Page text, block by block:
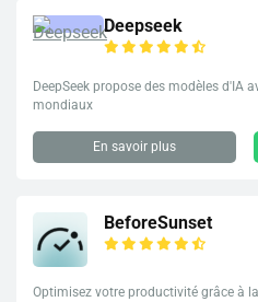
Deepseek
DeepSeek propose des modèles d'IA
mondiaux
En savoir plus
BeforeSunset
Optimisez votre productivité grâce à